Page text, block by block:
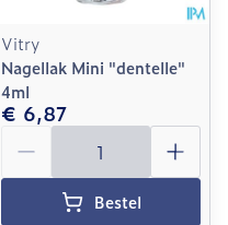
Vitry
Nagellak Mini "dentelle"
4ml
€ 6,87
Aantal
Bestel